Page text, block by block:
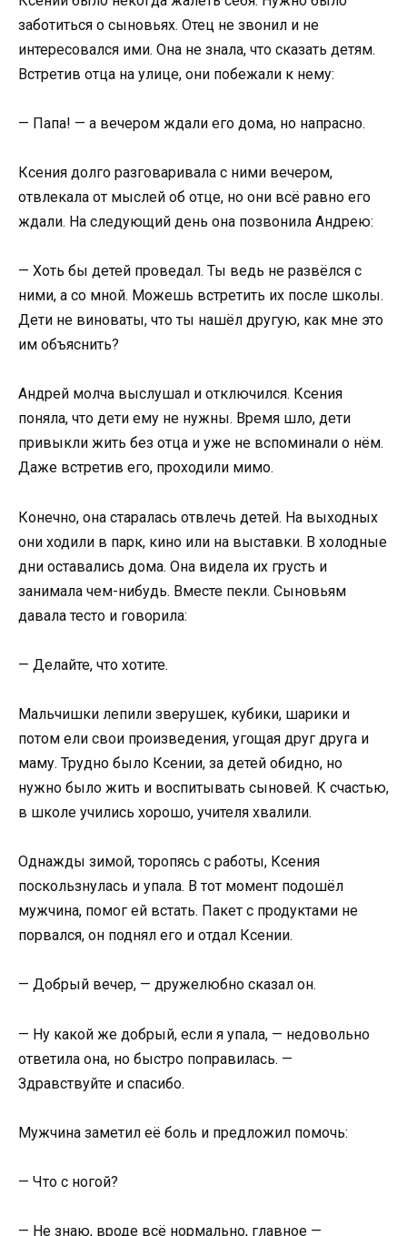
заботиться о сыновьях. Отец не звонил и не
интересовался ими. Она не знала, что сказать детям.
Встретив отца на улице, они побежали к нему:
— Папа! — а вечером ждали его дома, но напрасно.
Ксения долго разговаривала с ними вечером,
отвлекала от мыслей об отце, но они всё равно его
ждали. На следующий день она позвонила Андрею:
— Хоть бы детей проведал. Ты ведь не развёлся с
ними, а со мной. Можешь встретить их после школы.
Дети не виноваты, что ты нашёл другую, как мне это
им объяснить?
Андрей молча выслушал и отключился. Ксения
поняла, что дети ему не нужны. Время шло, дети
привыкли жить без отца и уже не вспоминали о нём.
Даже встретив его, проходили мимо.
Конечно, она старалась отвлечь детей. На выходных
они ходили в парк, кино или на выставки. В холодные
дни оставались дома. Она видела их грусть и
занимала чем-нибудь. Вместе пекли. Сыновьям
давала тесто и говорила:
— Делайте, что хотите.
Мальчишки лепили зверушек, кубики, шарики и
потом ели свои произведения, угощая друг друга и
маму. Трудно было Ксении, за детей обидно, но
нужно было жить и воспитывать сыновей. К счастью,
в школе учились хорошо, учителя хвалили.
Однажды зимой, торопясь с работы, Ксения
поскользнулась и упала. В тот момент подошёл
мужчина, помог ей встать. Пакет с продуктами не
порвался, он поднял его и отдал Ксении.
— Добрый вечер, — дружелюбно сказал он.
— Ну какой же добрый, если я упала, — недовольно
ответила она, но быстро поправилась. —
Здравствуйте и спасибо.
Мужчина заметил её боль и предложил помочь:
— Что с ногой?
— Не знаю, вроде всё нормально, главное —